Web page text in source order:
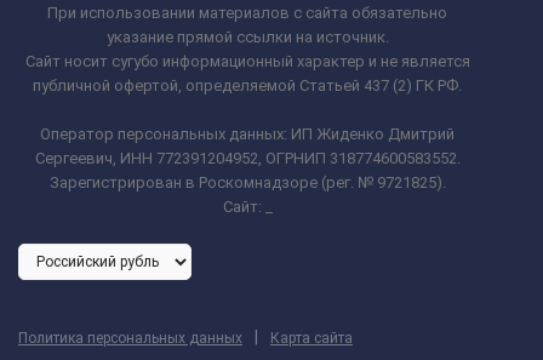
При использовании материалов с сайта обязательно
указание прямой ссылки на источник.
Сайт носит сугубо информационный характер и не является
публичной офертой, определяемой Статьей 437 (2) ГК РФ.
Оператор персональных данных: ИП Жиденко Дмитрий
Сергеевич, ИНН 772391204952, ОГРНИП 318774600583552.
Зарегистрирован в Роскомнадзоре (рег. № 9721825).
Сайт:
Политика персональных данных Карта сайта